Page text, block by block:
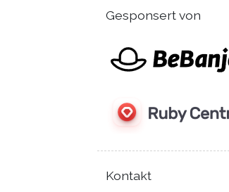
Gesponsert von
Kontakt